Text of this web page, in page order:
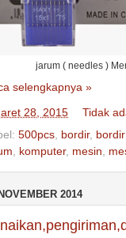
jarum ( needles )
selengkapnya »
28, 2015
Tidak
500pcs bordir,
komputer, mesin
2014